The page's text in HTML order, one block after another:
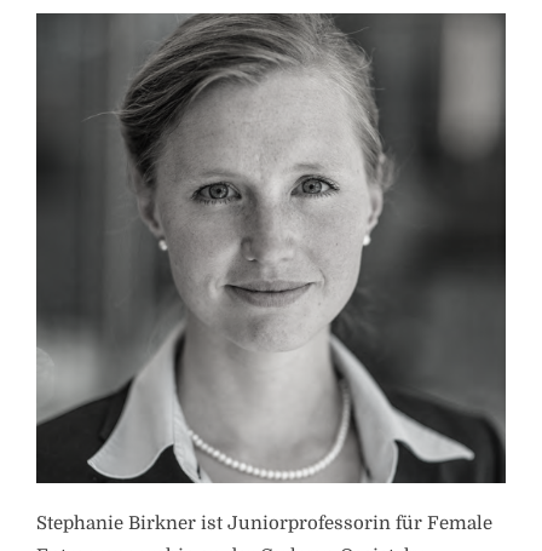
Stephanie Birkner ist Juniorprofessorin für Female